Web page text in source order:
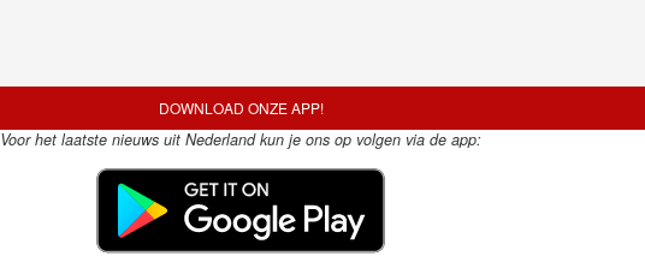
DOWNLOAD ONZE APP!
Voor het laatste nieuws uit Nederland kun je ons op volgen via de app: